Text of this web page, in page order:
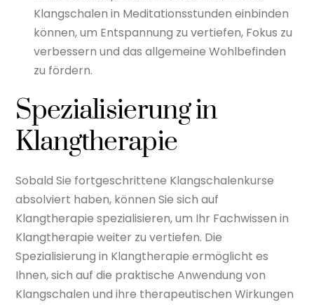
Klangschalen in Meditationsstunden einbinden
können, um Entspannung zu vertiefen, Fokus zu
verbessern und das allgemeine Wohlbefinden
zu fördern.
Spezialisierung in
Klangtherapie
Sobald Sie fortgeschrittene Klangschalenkurse
absolviert haben, können Sie sich auf
Klangtherapie spezialisieren, um Ihr Fachwissen in
Klangtherapie weiter zu vertiefen. Die
Spezialisierung in Klangtherapie ermöglicht es
Ihnen, sich auf die praktische Anwendung von
Klangschalen und ihre therapeutischen Wirkungen